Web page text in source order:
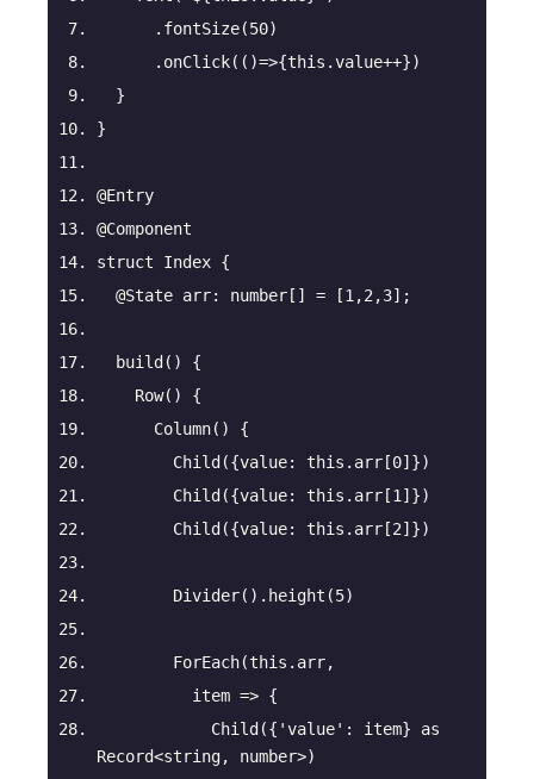
      .fontSize(
50)
      .onClick(
()=>{this .value++})
  }
}
@Entry
@Component
struct Index {
@State arr: number [] = [1 ,2 ,3];
build ( )
{
Row( )
{
Column( )
{
        Child({
value: this .arr[0]})
        Child({
value: this .arr[1 ]})
        Child({
value: this .arr[2]})
        Divider().height(
5)
        ForEach(
this .arr,
item => {
            Child({
'value' : item} as
Record<string, number>)